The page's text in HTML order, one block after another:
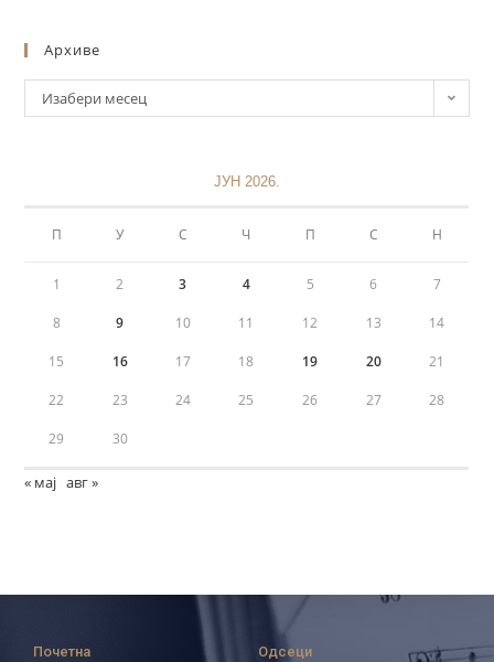
Архиве
Изабери месец
ЈУН 2026.
П У С Ч П С Н
1 2 3 4 5 6 7
8 9 10 11 12 13 14
15 16 17 18 19 20 21
22 23 24 25 26 27 28
29 30
« мај авг »
Почетна Одсеци